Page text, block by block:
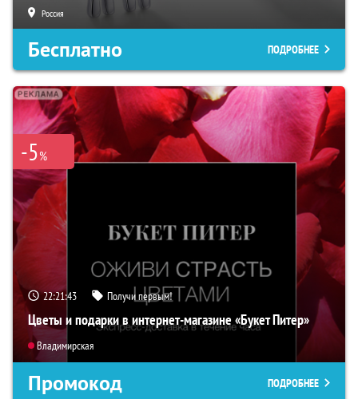
Россия
Бесплатно ПОДРОБНЕЕ
-5%
22:21:42 Получи первым!
Цветы и подарки в интернет-магазине «Букет Питер»
Владимирская
Промокод ПОДРОБНЕЕ